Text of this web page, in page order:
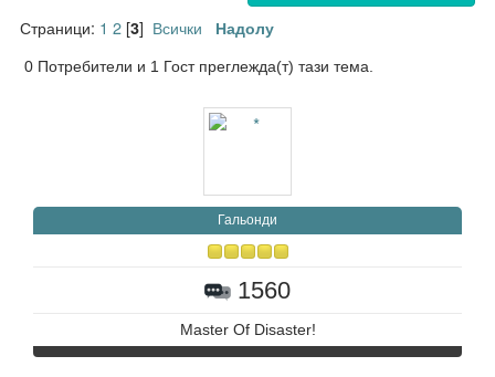
Страници: 1 2[3] Всички Надолу
0 Потребители и 1 Гост преглежда(т) тази тема.
Гальонди
1560
Master Of Disaster!